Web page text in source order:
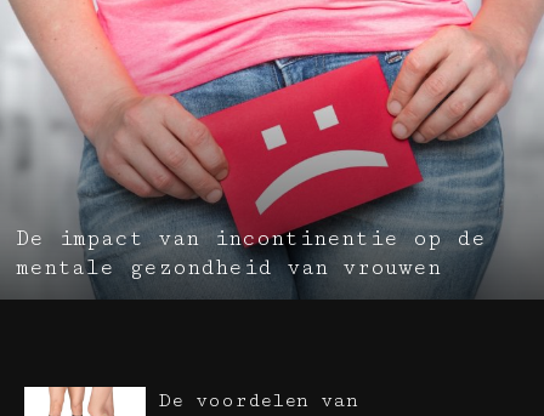
De impact van incontinentie op de
mentale gezondheid van vrouwen
De voordelen van